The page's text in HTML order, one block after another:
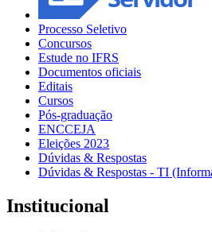
Processo Seletivo
Concursos
Estude no IFRS
Documentos oficiais
Editais
Cursos
Pós-graduação
ENCCEJA
Eleições 2023
Dúvidas & Respostas
Dúvidas & Respostas - TI
Institucional